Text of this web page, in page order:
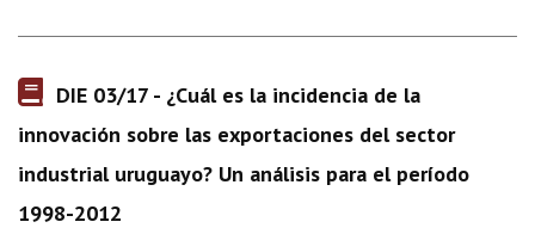
DIE 03/17 - ¿Cuál es la incidencia de la
innovación sobre las exportaciones del sector
industrial uruguayo? Un análisis para el período
1998-2012